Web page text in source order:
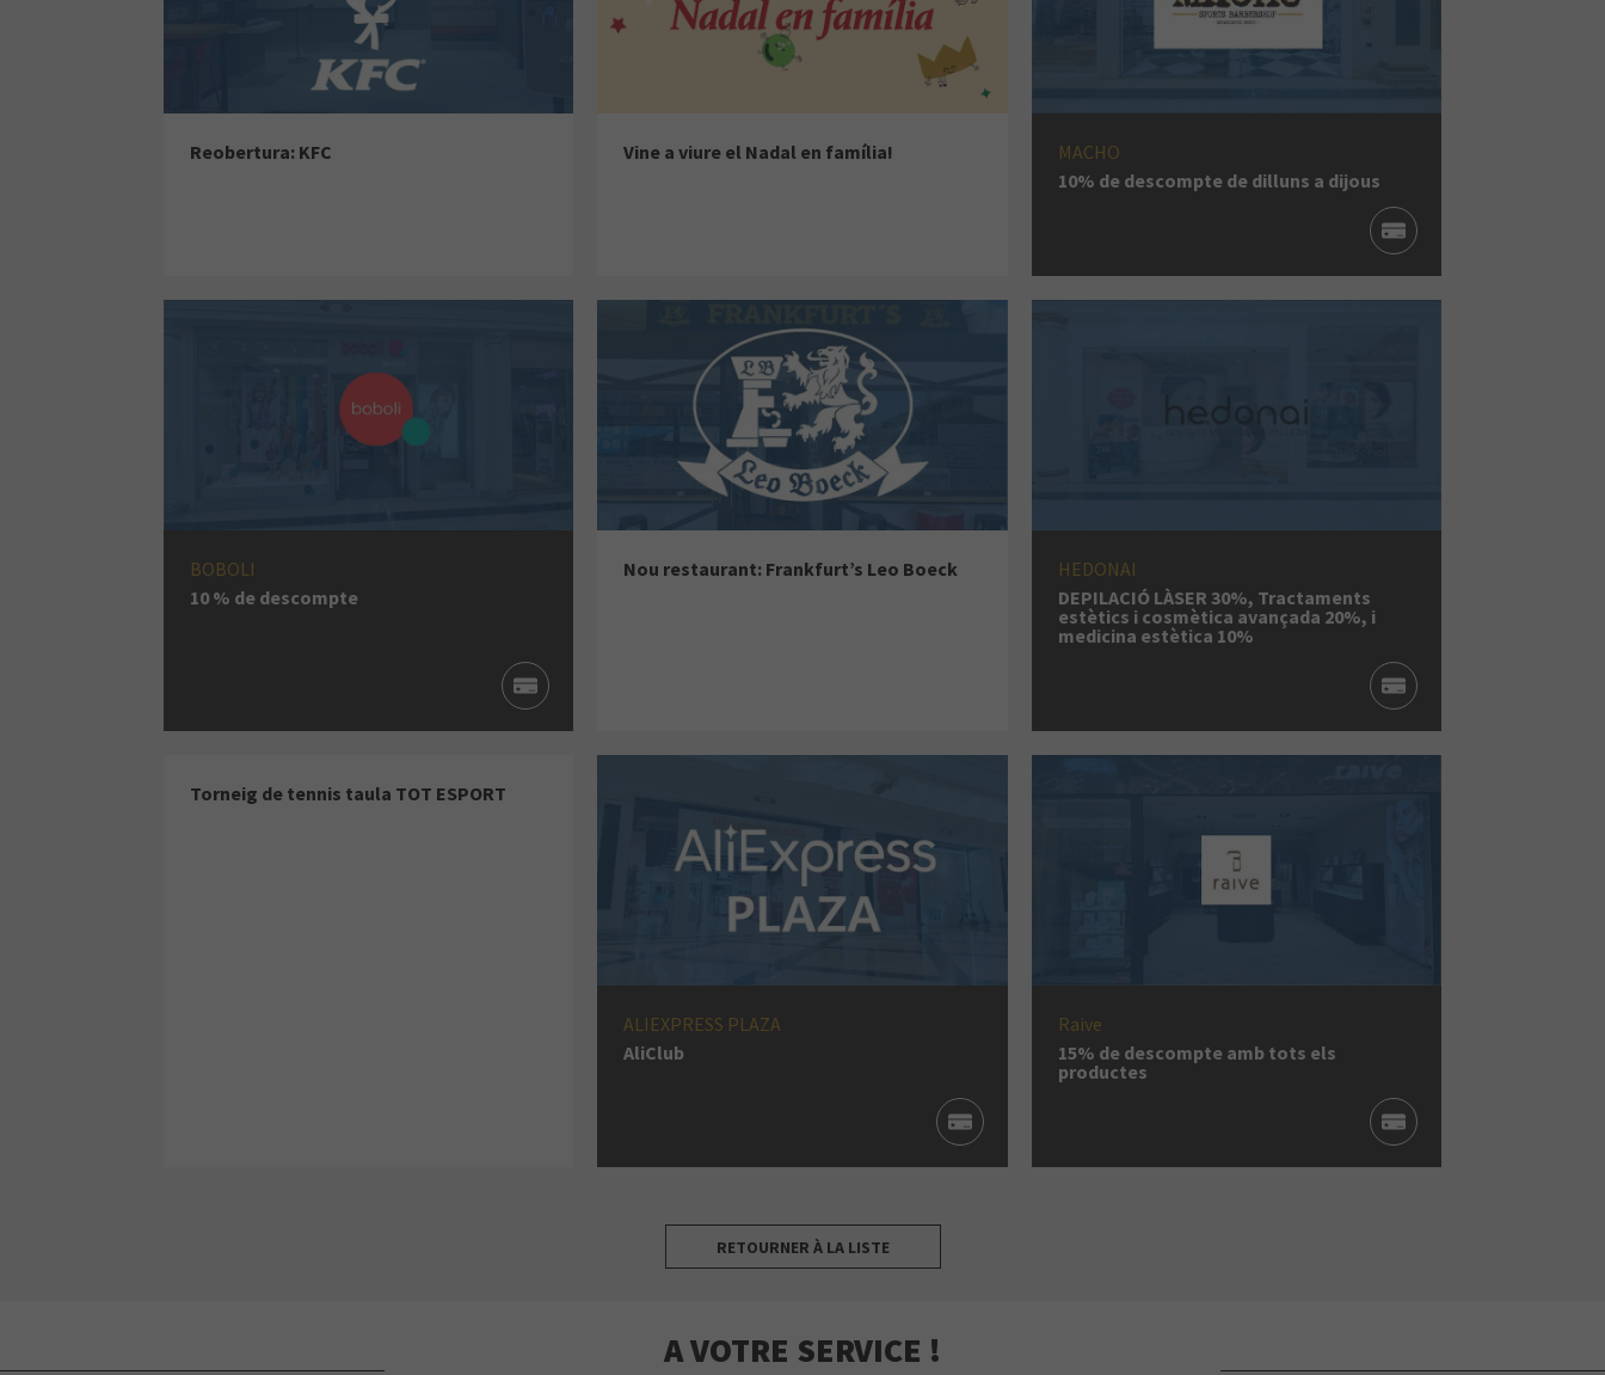
Reobertura: KFC Vine a viure el Nadal en família!
MACHO
10% de descompte de dilluns a dijous
BOBOLI
10 % de descompte
Nou restaurant: Frankfurt’s Leo Boeck
HEDONAI
DEPILACIÓ LÀSER 30%, Tractaments
estètics i cosmètica avançada 20%, i
medicina estètica 10%
Torneig de tennis taula TOT ESPORT
ALIEXPRESS PLAZA
AliClub
Raive
15% de descompte amb tots els
productes
RETOURNER À LA LISTE
A VOTRE SERVICE !